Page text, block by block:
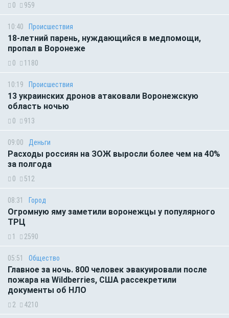
0 959
10:40 Происшествия
18-летний парень, нуждающийся в медпомощи,
пропал в Воронеже
0 1180
10:19 Происшествия
13 украинских дронов атаковали Воронежскую
область ночью
0 913
09:00 Деньги
Расходы россиян на ЗОЖ выросли более чем на 40%
за полгода
0 512
08:31 Город
Огромную яму заметили воронежцы у популярного
ТРЦ
1 2590
05:51 Общество
Главное за ночь. 800 человек эвакуировали после
пожара на Wildberries, США рассекретили
документы об НЛО
2 4210